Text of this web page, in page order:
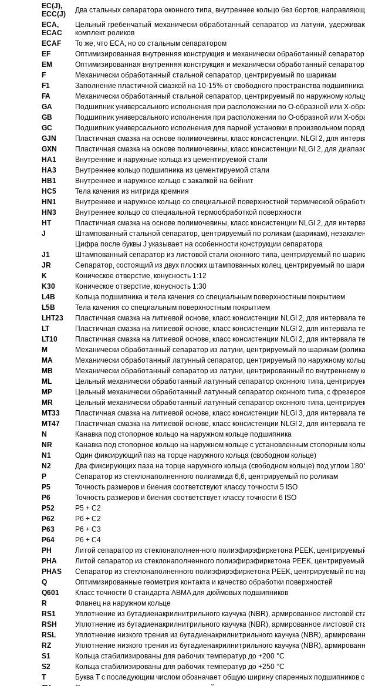
EC(J),
ECC(J)
Два стальных сепаратора оконного типа, внутреннее кольцо без бортов,
ECA,
ECAC
Цельный гребенчатый механически обработанный сепаратор из латуни,
комплект роликов
ECAF
То же, что ECA, но со стальным сепаратором
EF
Оптимизированная внутренняя конструкция и механически обработанный сепаратор
EM
Оптимизированная внутренняя конструкция и механически обработанный сепаратор
F
Механически обработанный стальной сепаратор, центрируемый по шарикам
F1
Заполнение пластичной смазкой на 10-15% от свободного пространства подшипника
FA
Механически обработанный стальной сепаратор, центрируемый по наружному
GA
Подшипник универсального исполнения при расположении по О-образной или Х-
GB
Подшипник универсального исполнения при расположении по О-образной или Х-
GC
Подшипник универсального исполнения для парной установки в произвольном
GJN
Пластичная смазка на основе полимочевины, класс консистенции. NLGI 2, для
GXN
Пластичная смазка на основе полимочевины, класс консистенции NLGI 2, для
HA1
Внутренние и наружные кольца из цементируемой стали
HA3
Bнутреннее кольцо подшипника из цементируемой стали
HB1
Bнутреннее и наружное кольцо с закалкой на бейнит
HC5
Тела качения из нитрида кремния
HN1
Bнутреннее и наружное кольцо со специальной поверхностной термической
HN3
Внутреннее кольцо со специальной термообработкой поверхности
HT
Пластичная смазка на основе полимочевины, класс консистенции NLGI 2, для
J
Штампованный стальной сепаратор, центрируемый по роликам (шарикам),
Цифра после буквы J указывает на особенности конструкции сепаратора
J1
Штампованный сепаратор из листовой стали оконного типа, центрируемый по
JR
Сепаратор, состоящий из двух плоских штампованных колец, центрируемый по
K
Коническое отверстие, конусность 1:12
K30
Коническое отверстие, конусность 1:30
L4B
Кольца подшипника и тела качения со специальным поверхностным покрытием
L5B
Тела качения со специальным поверхностным покрытием
LHT23
Пластичная смазка на литиевой основе, класс консистенции NLGI 2, для интервала
LT
Пластичная смазка на литиевой основе, класс консистенции NLGI 2, для интервала
LT10
Пластичная смазка на литиевой основе, класс консистенции NLGI 2, для интервала
M
Механически обработанный сепаратор из латуни, центрируемый по шарикам
MA
Механически обработанный латунный сепаратор, центрируемый по наружному
MB
Механически обработанный сепаратор из латуни, центрированный по внутреннему
ML
Цельный механически обработанный латунный сепаратор оконного типа,
MP
Цельный механически обработанный латунный сепаратор оконного типа, с
MR
Цельный механически обработанный латунный сепаратор оконного типа,
MT33
Пластичная смазка на литиевой основе, класс консистенции NLGI 3, для интервала
MT47
Пластичная смазка на литиевой основе, класс консистенции NLGI 2, для интервала
N
Канавка под стопорное кольцо на наружном кольце подшипника
NR
Канавка под стопорное кольцо на наружном кольце с установленным стопорным
N1
Один фиксирующий паз на торце наружного кольца (свободном кольце)
N2
Два фиксирующих паза на торце наружного кольца (свободном кольце) под углом 180°
P
Cепаратор из стеклонаполненного полиамида 6,6, центрируемый по роликам
P5
Точность размеров и биения соответствуют классу точности 5 ISO
P6
Точность размеров и биения соответствует классу точности 6 ISO
P52
P5 + C2
P62
P6 + C2
P63
P6 + C3
P64
P6 + C4
PH
Литой сепаратор из стеклонаполнен-ного полиэфирэфиркетона PEEK,
PHA
Литой сепаратор из стеклонаполненного полиэфирэфиркетона PEEK,
PHAS
Сепаратор из стеклонаполненного полиэфирэфиркетона PEEK, центрируемый по
Q
Оптимизированные геометрия контакта и качество обработки поверхностей
Q601
Класс точности 0 стандарта ABMA для дюймовых подшипников
R
Фланец на наружном кольце
RS1
Уплотнение из бутадиенакрилнитрильного каучука (NBR), армированное листовой
RSH
Уплотнение из бутадиенакрилнитрильного каучука (NBR), армированное листовой
RSL
Уплотнение низкого трения из бутадиенакрилнитрильного каучука (NBR),
RZ
Уплотнение низкого трения из бутадиенакрилнитрильного каучука (NBR),
S1
Кольца стабилизированы для рабочих температур до +200 °C
S2
Кольца стабилизированы для рабочих температур до +250 °C
T
Буква T с последующим числом обозначает общую ширину спаренных подшипников